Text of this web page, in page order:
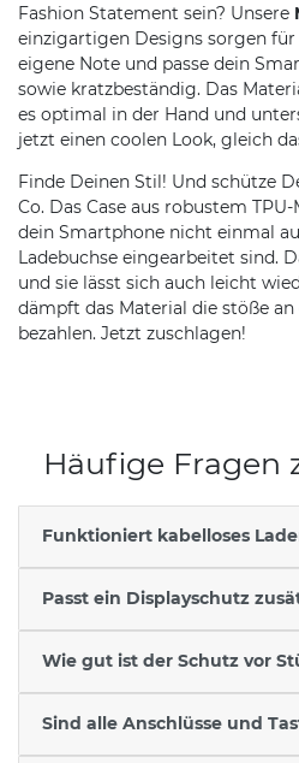
Fashion Statement sein? Unsere
einzigartigen Designs sorgen für
eigene Note und passe dein
sowie kratzbeständig. Das
es optimal in der Hand und
jetzt einen coolen Look, gleich
Finde Deinen Stil! Und schütze
Co. Das Case aus robustem
dein Smartphone nicht einmal
Ladebuchse eingearbeitet sind.
und sie lässt sich auch leicht
dämpft das Material die stöße
bezahlen. Jetzt zuschlagen!
Häufige Fragen
Funktioniert kabelloses
Passt ein Displayschutz
Wie gut ist der Schutz vor
Sind alle Anschlüsse und